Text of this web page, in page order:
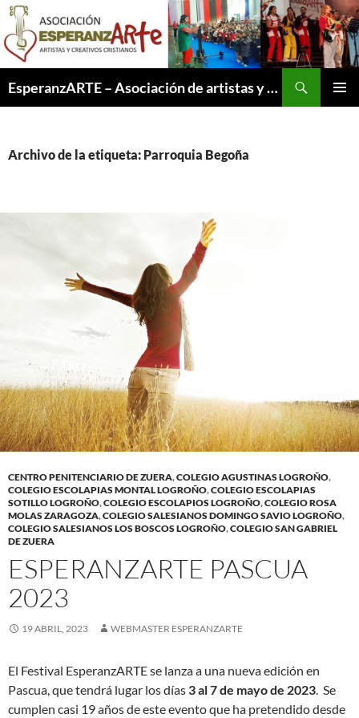
Saltar
contenido
EsperanzARTE – Asociación de artistas y creativos cristianos
Archivo de la etiqueta: Parroquia Begoña
CENTRO PENITENCIARIO DE ZUERA,COLEGIO AGUSTINAS LOGROÑO,
COLEGIO ESCOLAPIAS MONTAL LOGROÑO,COLEGIO ESCOLAPIAS
SOTILLO LOGROÑO,COLEGIO ESCOLAPIOS LOGROÑO,COLEGIO ROSA
MOLAS ZARAGOZA,COLEGIO SALESIANOS DOMINGO SAVIO LOGROÑO,
COLEGIO SALESIANOS LOS BOSCOS LOGROÑO,COLEGIO SAN GABRIEL
DE ZUERA
ESPERANZARTE PASCUA
2023
19 ABRIL, 2023 WEBMASTER ESPERANZARTE
El Festival EsperanzARTE se lanza a una nueva edición en
Pascua, que tendrá lugar los días 3 al 7 de mayode 2023. Se
cumplen casi 19 años de este evento que ha pretendido desde